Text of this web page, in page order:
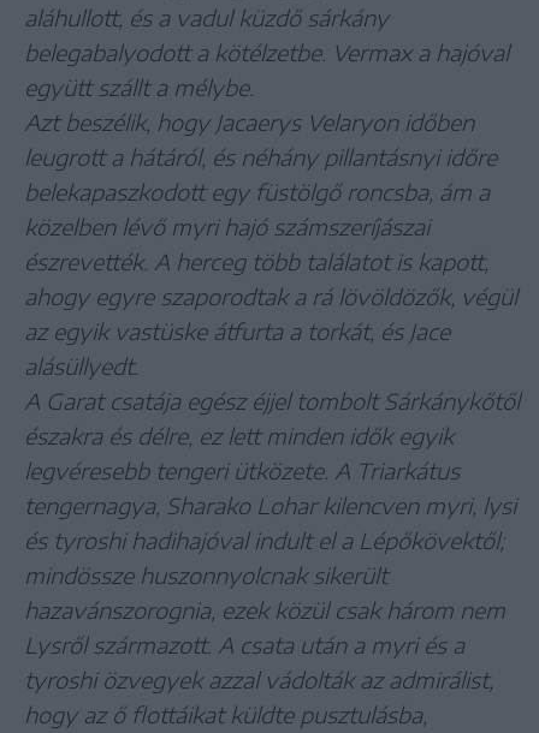
aláhullott, és a vadul küzdő sárkány
belegabalyodott a kötélzetbe. Vermax a hajóval
együtt szállt a mélybe.
Azt beszélik, hogy Jacaerys Velaryon időben
leugrott a hátáról, és néhány pillantásnyi időre
belekapaszkodott egy füstölgő roncsba, ám a
közelben lévő myri hajó számszeríjászai
észrevették. A herceg több találatot is kapott,
ahogy egyre szaporodtak a rá lövöldözők, végül
az egyik vastüske átfurta a torkát, és Jace
alásüllyedt.
A Garat csatája egész éjjel tombolt Sárkánykőtől
északra és délre, ez lett minden idők egyik
legvéresebb tengeri ütközete. A Triarkátus
tengernagya, Sharako Lohar kilencven myri, lysi
és tyroshi hadihajóval indult el a Lépőkövektől;
mindössze huszonnyolcnak sikerült
hazavánszorognia, ezek közül csak három nem
Lysről származott. A csata után a myri és a
tyroshi özvegyek azzal vádolták az admirálist,
hogy az ő flottáikat küldte pusztulásba,